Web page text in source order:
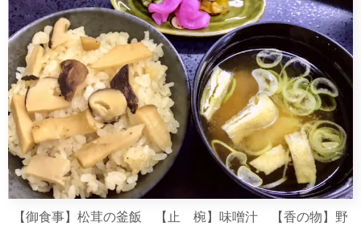
【御食事】松茸の釜飯 【止 椀】味噌汁 【香の物】野